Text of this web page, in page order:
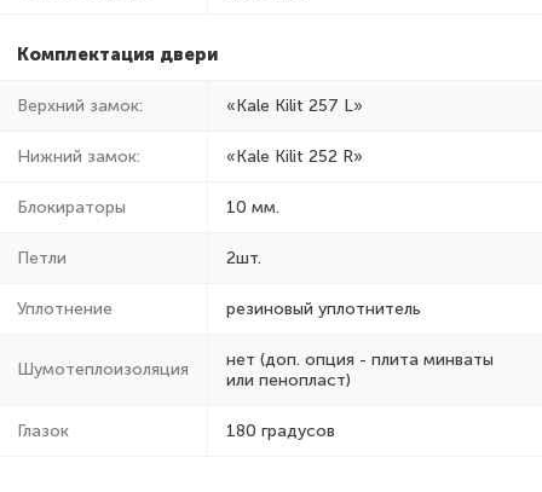
Комплектация двери
Верхний замок: «Kale Kilit 257 L»
Нижний замок: «Kale Kilit 252 R»
Блокираторы 10 мм.
Петли 2шт.
Уплотнение резиновый уплотнитель
Шумотеплоизоляция
нет (доп. опция - плита минваты
или пенопласт)
Глазок 180 градусов